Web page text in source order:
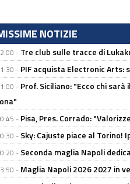
NOTIZIE
- Tre club sulle tracce di
- PIF acquista Electronic Arts:
- Prof. Siciliano: "Ecco chi
- Pisa, Pres. Corrado:
- Sky: Cajuste piace al Torino!
- Seconda maglia Napoli
- Maglia Napoli 2026 2027 in